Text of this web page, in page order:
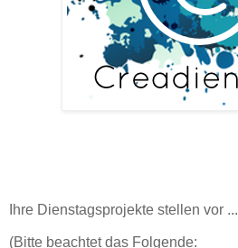
Ihre Dienstagsprojekte stellen vor ...
(Bitte beachtet das Folgende: